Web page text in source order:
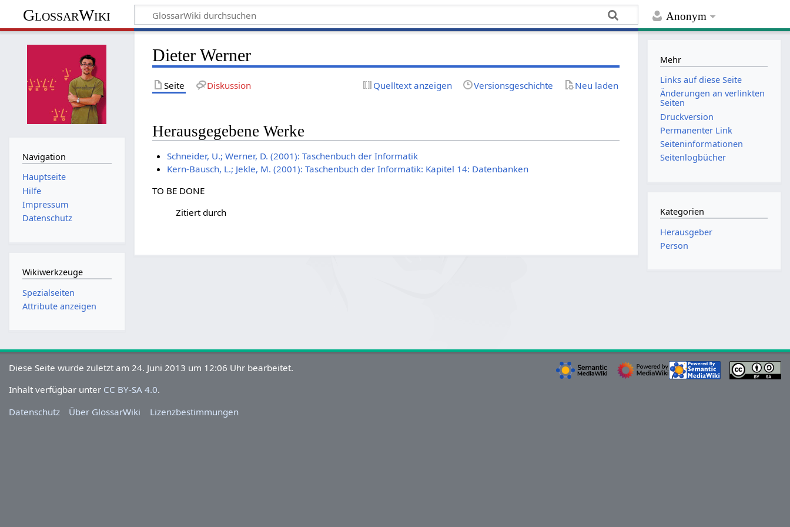
Anonym
GlossarWiki
Dieter Werner
Seite Diskussion Quelltext anzeigen Versionsgeschichte Neu laden
Herausgegebene Werke
Schneider, U.; Werner, D. (2001): Taschenbuch der Informatik
Kern-Bausch, L.; Jekle, M. (2001): Taschenbuch der Informatik: Kapitel 14: Datenbanken
TO BE DONE
Zitiert durch
Navigation
Hauptseite
Hilfe
Impressum
Datenschutz
Wikiwerkzeuge
Spezialseiten
Attribute anzeigen
Mehr
Links auf diese Seite
Änderungen an verlinkten
Seiten
Druckversion
Permanenter Link
Seiten­­informationen
Seitenlogbücher
Kategorien
Herausgeber
Person
Diese Seite wurde zuletzt am 24. Juni 2013 um 12:06 Uhr bearbeitet.
Inhalt verfügbar unter CC BY-SA 4.0.
Datenschutz
Über GlossarWiki Lizenzbestimmungen